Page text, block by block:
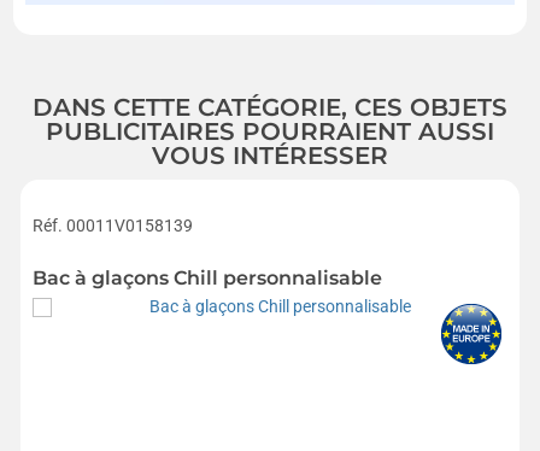
DANS CETTE CATÉGORIE, CES OBJETS
PUBLICITAIRES POURRAIENT AUSSI
VOUS INTÉRESSER
Réf. 00011V0158139
Bac à glaçons Chill personnalisable